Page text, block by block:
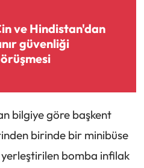
ve Hindistan'dan
güvenliği
bilgiye göre başkent
birinde bir minibüse
bomba infilak